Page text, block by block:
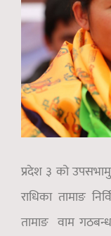
प्रदेश ३ को
राधिका तामाङ
तामाङ वाम